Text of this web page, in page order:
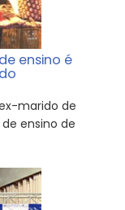
ensino é
marido de
ensino de